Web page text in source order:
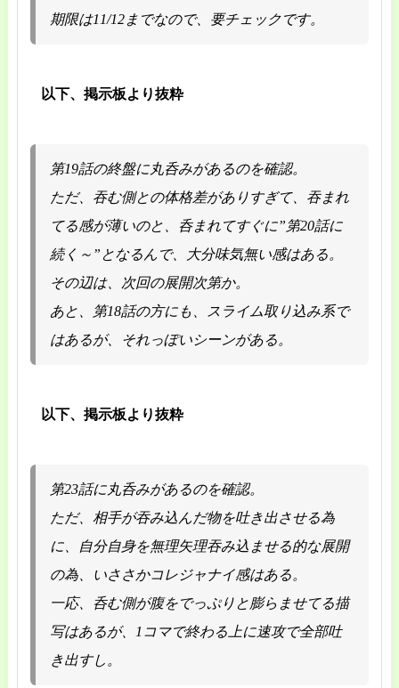
期限は11/12までなので、要チェックです。
以下、掲示板より抜粋
第19話の終盤に丸呑みがあるのを確認。
ただ、吞む側との体格差がありすぎて、吞まれ
てる感が薄いのと、呑まれてすぐに”第20話に
続く～”となるんで、大分味気無い感はある。
その辺は、次回の展開次第か。
あと、第18話の方にも、スライム取り込み系で
はあるが、それっぽいシーンがある。
以下、掲示板より抜粋
第23話に丸呑みがあるのを確認。
ただ、相手が吞み込んだ物を吐き出させる為
に、自分自身を無理矢理吞み込ませる的な展開
の為、いささかコレジャナイ感はある。
一応、呑む側が腹をでっぷりと膨らませてる描
写はあるが、1コマで終わる上に速攻で全部吐
き出すし。